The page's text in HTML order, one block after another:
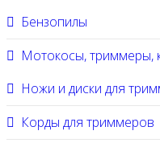
Бензопилы
Мотокосы, триммеры,
Ножи и диски для
Корды для триммеров